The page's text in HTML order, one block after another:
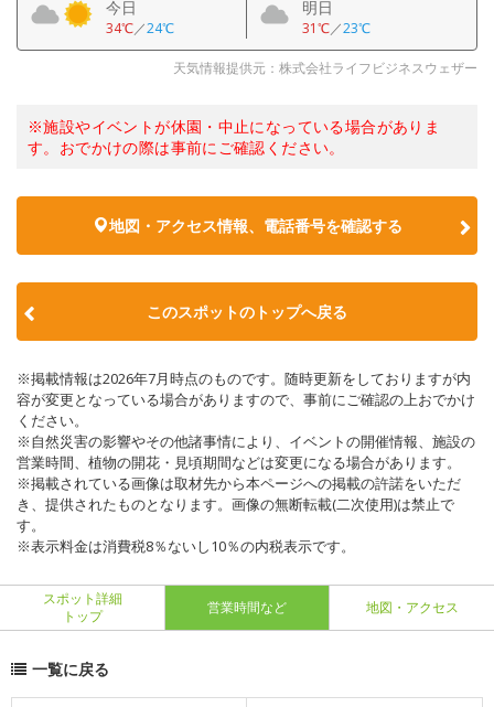
今日
34℃／24℃
明日
31℃／23℃
天気情報提供元：株式会社ライフビジネスウェザー
※施設やイベントが休園・中止になっている場合がありま
す。おでかけの際は事前にご確認ください。
地図・アクセス情報、電話番号を確認する
このスポットのトップへ戻る
※掲載情報は2026年7月時点のものです。随時更新をしておりますが内
容が変更となっている場合がありますので、事前にご確認の上おでかけ
ください。
※自然災害の影響やその他諸事情により、イベントの開催情報、施設の
営業時間、植物の開花・見頃期間などは変更になる場合があります。
※掲載されている画像は取材先から本ページへの掲載の許諾をいただ
き、提供されたものとなります。画像の無断転載(二次使用)は禁止で
す。
※表示料金は消費税8％ないし10％の内税表示です。
スポット詳細
トップ
営業時間など 地図・アクセス
一覧に戻る